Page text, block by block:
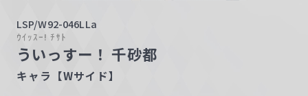
LSP/W92-046LLa
ｳｲｯｽｰ! ﾁｻﾄ
ういっすー！ 千砂都
キャラ【Wサイド】